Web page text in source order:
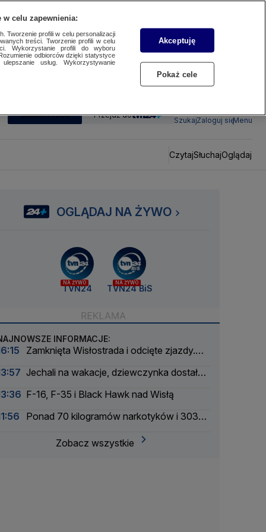
SUBSKRYBUJ Przejdź do
SzukajZaloguj sięMenu
CzytajSłuchajOglądaj
OGLĄDAJ NA ŻYWO
NA ŻYWO
TVN24
NA ŻYWO
TVN24 BiS
INFORMACJE:
Zamknięta Wisłostrada i odcięte zjazdy.
Jechali na wakacje, dziewczynka dostała
F-16, F-35 i Black Hawk nad Wisłą
Ponad 70 kilogramów narkotyków i 303
Zobacz wszystkie
w celu zapewnienia:
Tworzenie profili w celu personalizacji
treści. Tworzenie profili w celu
Wykorzystanie profili do wyboru
odbiorców dzięki statystyce
usług. Wykorzystywanie
Akceptuję
Pokaż cele